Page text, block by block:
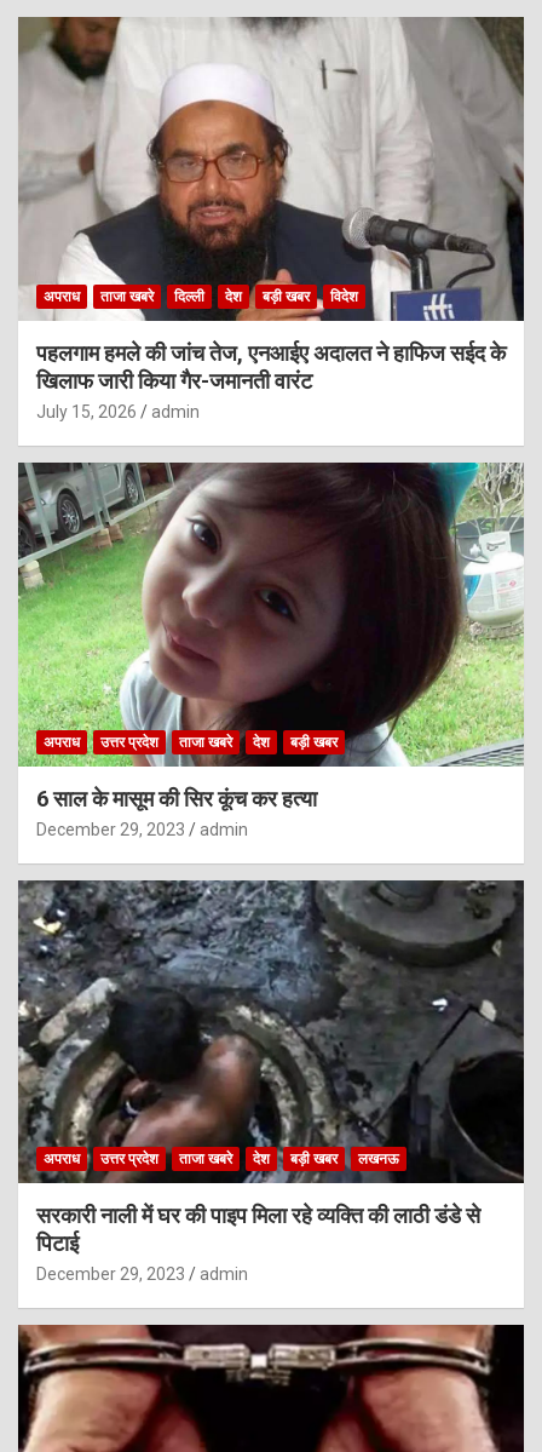
अपराध ताजा खबरे दिल्ली देश बड़ी खबर विदेश
पहलगाम हमले की जांच तेज, एनआईए अदालत ने हाफिज सईद के
खिलाफ जारी किया गैर-जमानती वारंट
July 15, 2026 admin
अपराध उत्तर प्रदेश ताजा खबरे देश बड़ी खबर
6 साल के मासूम की सिर कूंच कर हत्या
December 29, 2023 admin
अपराध उत्तर प्रदेश ताजा खबरे देश बड़ी खबर लखनऊ
सरकारी नाली में घर की पाइप मिला रहे व्यक्ति की लाठी डंडे से
पिटाई
December 29, 2023 admin